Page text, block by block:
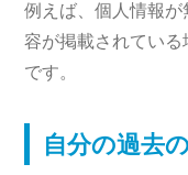
例えば、個人情報
容が掲載されてい
です。
自分の過去